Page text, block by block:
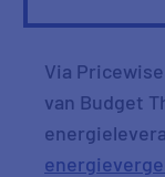
Via
van Budget